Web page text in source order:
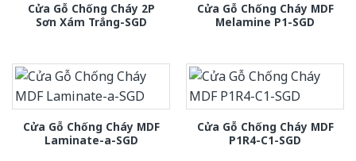
Cửa Gỗ Chống Cháy 2P
Sơn Xám Trắng-SGD
Cửa Gỗ Chống Cháy MDF
Melamine P1-SGD
Cửa Gỗ Chống Cháy MDF
Laminate-a-SGD
Cửa Gỗ Chống Cháy MDF
P1R4-C1-SGD